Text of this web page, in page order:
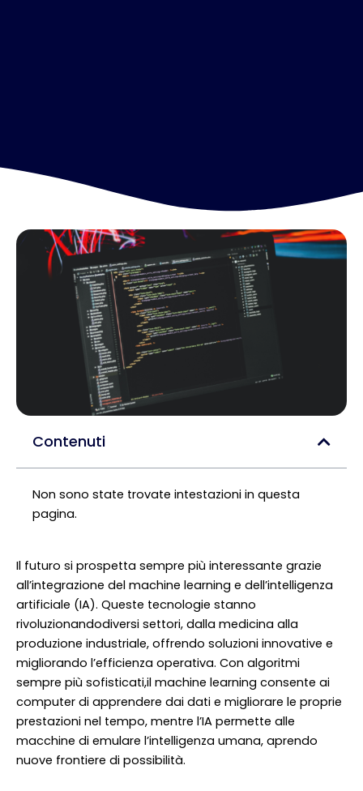
Il futuro si prospetta sempre più interessante grazie
all’integrazione del machine learning e dell’intelligenza
artificiale (IA). Queste tecnologie stanno
rivoluzionandodiversi settori, dalla medicina alla
produzione industriale, offrendo soluzioni innovative e
migliorando l’efficienza operativa. Con algoritmi
sempre più sofisticati,il machine learning consente ai
computer di apprendere dai dati e migliorare le proprie
prestazioni nel tempo, mentre l’IA permette alle
macchine di emulare l’intelligenza umana, aprendo
nuove frontiere di possibilità.
Contenuti
Non sono state trovate intestazioni in questa
pagina.